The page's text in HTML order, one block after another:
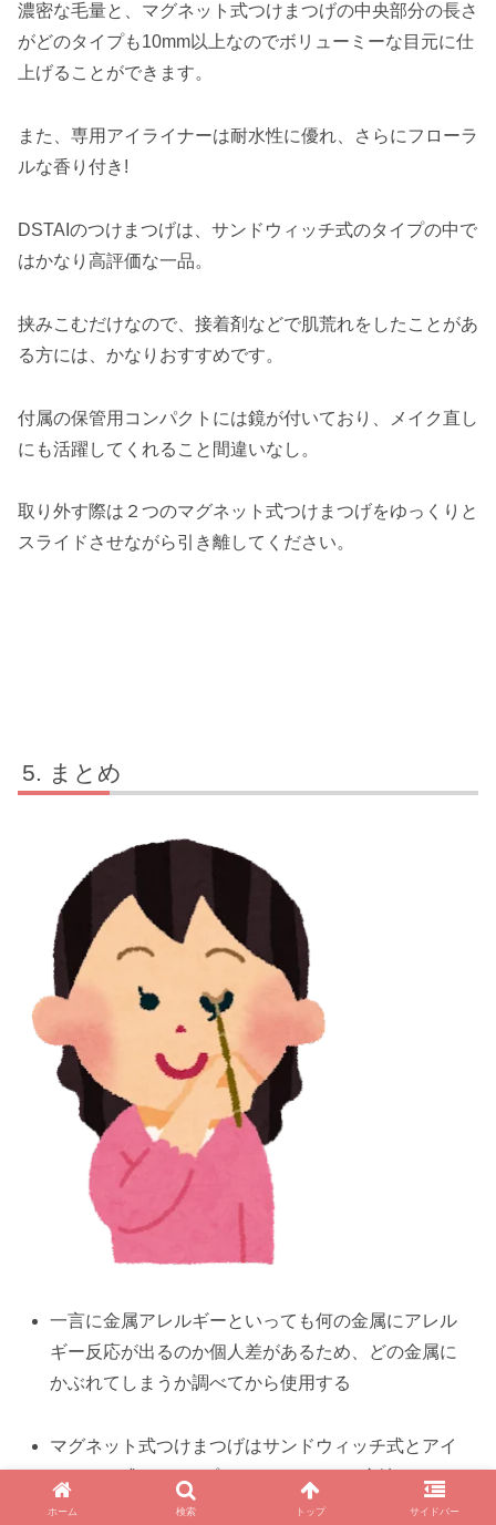
濃密な毛量と、マグネット式つけまつげの中央部分の長さ
がどのタイプも10mm以上なのでボリューミーな目元に仕
上げることができます。
また、専用アイライナーは耐水性に優れ、さらにフローラ
ルな香り付き!
DSTAIのつけまつげは、サンドウィッチ式のタイプの中で
はかなり高評価な一品。
挟みこむだけなので、接着剤などで肌荒れをしたことがあ
る方には、かなりおすすめです。
付属の保管用コンパクトには鏡が付いており、メイク直し
にも活躍してくれること間違いなし。
取り外す際は２つのマグネット式つけまつげをゆっくりと
スライドさせながら引き離してください。
まとめ
一言に金属アレルギーといっても何の金属にアレル
ギー反応が出るのか個人差があるため、どの金属に
かぶれてしまうか調べてから使用する
マグネット式つけまつげはサンドウィッチ式とアイ
ライナー式の2タイプあり、メーカーや産地によって
耐久性等の口コミの幅が広い
ホーム 検索 トップ サイドバー